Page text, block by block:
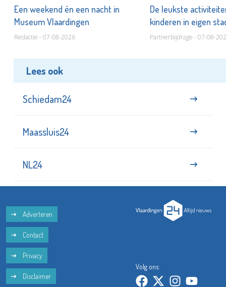
Een weekend én een nacht in
Museum Vlaardingen
Redactie - 07-08-2026
De leukste
kinderen in eigen
Partnerbijdrage - 07-08-
Lees ook
Schiedam24
Maassluis24
NL24
Adverteren
Contact
Privacy
Disclaimer
Volg ons: